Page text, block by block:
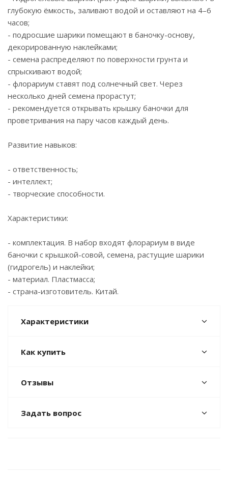
глубокую ёмкость, заливают водой и оставляют на 4–6
часов;
- подросшие шарики помещают в баночку-основу,
декорированную наклейками;
- семена распределяют по поверхности грунта и
спрыскивают водой;
- флорариум ставят под солнечный свет. Через
несколько дней семена прорастут;
- рекомендуется открывать крышку баночки для
проветривания на пару часов каждый день.
Развитие навыков:
- ответственность;
- интеллект;
- творческие способности.
Характеристики:
- комплектация. В набор входят флорариум в виде
баночки с крышкой-совой, семена, растущие шарики
(гидрогель) и наклейки;
- материал. Пластмасса;
- страна-изготовитель. Китай.
Характеристики
Как купить
Отзывы
Задать вопрос